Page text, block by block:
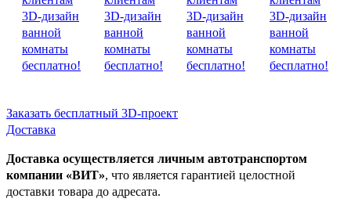
Заказать бесплатный 3D-проект
Доставка
Доставка осуществляется личным автотранспортом
компании «ВИТ», что является гарантией целостной
доставки товара до адресата.